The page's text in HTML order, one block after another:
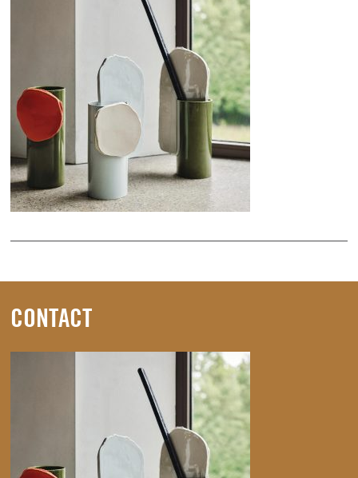
CONTACT